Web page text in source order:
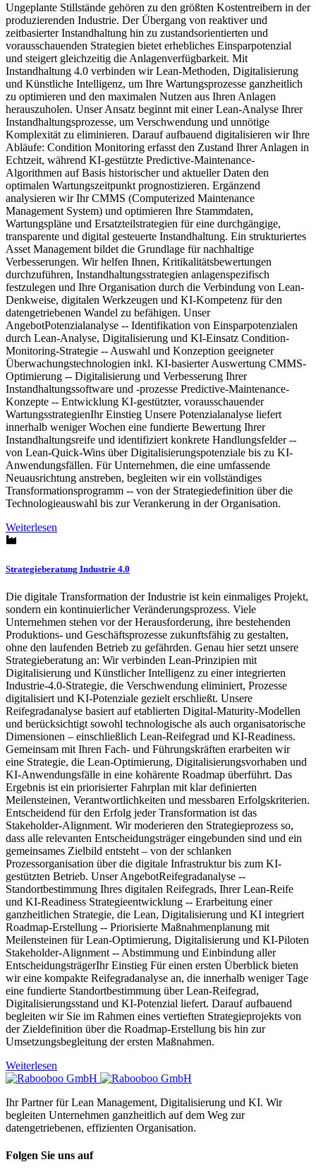
Ungeplante Stillstände gehören zu den größten Kostentreibern in der
produzierenden Industrie. Der Übergang von reaktiver und
zeitbasierter Instandhaltung hin zu zustandsorientierten und
vorausschauenden Strategien bietet erhebliches Einsparpotenzial
und steigert gleichzeitig die Anlagenverfügbarkeit. Mit
Instandhaltung 4.0 verbinden wir Lean-Methoden, Digitalisierung
und Künstliche Intelligenz, um Ihre Wartungsprozesse ganzheitlich
zu optimieren und den maximalen Nutzen aus Ihren Anlagen
herauszuholen. Unser Ansatz beginnt mit einer Lean-Analyse Ihrer
Instandhaltungsprozesse, um Verschwendung und unnötige
Komplexität zu eliminieren. Darauf aufbauend digitalisieren wir Ihre
Abläufe: Condition Monitoring erfasst den Zustand Ihrer Anlagen in
Echtzeit, während KI-gestützte Predictive-Maintenance-
Algorithmen auf Basis historischer und aktueller Daten den
optimalen Wartungszeitpunkt prognostizieren. Ergänzend
analysieren wir Ihr CMMS (Computerized Maintenance
Management System) und optimieren Ihre Stammdaten,
Wartungspläne und Ersatzteilstrategien für eine durchgängige,
transparente und digital gesteuerte Instandhaltung. Ein strukturiertes
Asset Management bildet die Grundlage für nachhaltige
Verbesserungen. Wir helfen Ihnen, Kritikalitätsbewertungen
durchzuführen, Instandhaltungsstrategien anlagenspezifisch
festzulegen und Ihre Organisation durch die Verbindung von Lean-
Denkweise, digitalen Werkzeugen und KI-Kompetenz für den
datengetriebenen Wandel zu befähigen. Unser
AngebotPotenzialanalyse -- Identifikation von Einsparpotenzialen
durch Lean-Analyse, Digitalisierung und KI-Einsatz Condition-
Monitoring-Strategie -- Auswahl und Konzeption geeigneter
Überwachungstechnologien inkl. KI-basierter Auswertung CMMS-
Optimierung -- Digitalisierung und Verbesserung Ihrer
Instandhaltungssoftware und -prozesse Predictive-Maintenance-
Konzepte -- Entwicklung KI-gestützter, vorausschauender
WartungsstrategienIhr Einstieg Unsere Potenzialanalyse liefert
innerhalb weniger Wochen eine fundierte Bewertung Ihrer
Instandhaltungsreife und identifiziert konkrete Handlungsfelder --
von Lean-Quick-Wins über Digitalisierungspotenziale bis zu KI-
Anwendungsfällen. Für Unternehmen, die eine umfassende
Neuausrichtung anstreben, begleiten wir ein vollständiges
Transformationsprogramm -- von der Strategiedefinition über die
Technologieauswahl bis zur Verankerung in der Organisation.
Weiterlesen
Strategieberatung Industrie 4.0
Die digitale Transformation der Industrie ist kein einmaliges Projekt,
sondern ein kontinuierlicher Veränderungsprozess. Viele
Unternehmen stehen vor der Herausforderung, ihre bestehenden
Produktions- und Geschäftsprozesse zukunftsfähig zu gestalten,
ohne den laufenden Betrieb zu gefährden. Genau hier setzt unsere
Strategieberatung an: Wir verbinden Lean-Prinzipien mit
Digitalisierung und Künstlicher Intelligenz zu einer integrierten
Industrie-4.0-Strategie, die Verschwendung eliminiert, Prozesse
digitalisiert und KI-Potenziale gezielt erschließt. Unsere
Reifegradanalyse basiert auf etablierten Digital-Maturity-Modellen
und berücksichtigt sowohl technologische als auch organisatorische
Dimensionen – einschließlich Lean-Reifegrad und KI-Readiness.
Gemeinsam mit Ihren Fach- und Führungskräften erarbeiten wir
eine Strategie, die Lean-Optimierung, Digitalisierungsvorhaben und
KI-Anwendungsfälle in eine kohärente Roadmap überführt. Das
Ergebnis ist ein priorisierter Fahrplan mit klar definierten
Meilensteinen, Verantwortlichkeiten und messbaren Erfolgskriterien.
Entscheidend für den Erfolg jeder Transformation ist das
Stakeholder-Alignment. Wir moderieren den Strategieprozess so,
dass alle relevanten Entscheidungsträger eingebunden sind und ein
gemeinsames Zielbild entsteht – von der schlanken
Prozessorganisation über die digitale Infrastruktur bis zum KI-
gestützten Betrieb. Unser AngebotReifegradanalyse --
Standortbestimmung Ihres digitalen Reifegrads, Ihrer Lean-Reife
und KI-Readiness Strategieentwicklung -- Erarbeitung einer
ganzheitlichen Strategie, die Lean, Digitalisierung und KI integriert
Roadmap-Erstellung -- Priorisierte Maßnahmenplanung mit
Meilensteinen für Lean-Optimierung, Digitalisierung und KI-Piloten
Stakeholder-Alignment -- Abstimmung und Einbindung aller
EntscheidungsträgerIhr Einstieg Für einen ersten Überblick bieten
wir eine kompakte Reifegradanalyse an, die innerhalb weniger Tage
eine fundierte Standortbestimmung über Lean-Reifegrad,
Digitalisierungsstand und KI-Potenzial liefert. Darauf aufbauend
begleiten wir Sie im Rahmen eines vertieften Strategieprojekts von
der Zieldefinition über die Roadmap-Erstellung bis hin zur
Umsetzungsbegleitung der ersten Maßnahmen.
Weiterlesen
Ihr Partner für Lean Management, Digitalisierung und KI. Wir
begleiten Unternehmen ganzheitlich auf dem Weg zur
datengetriebenen, effizienten Organisation.
Folgen Sie uns auf